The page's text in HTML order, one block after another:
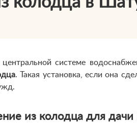
системе
. Такая установка, если она
из колодца для